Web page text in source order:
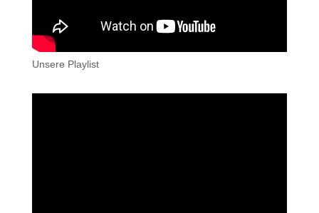
Unsere Playlist